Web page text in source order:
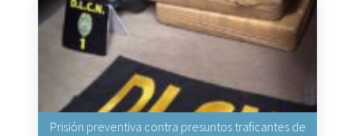
Prisión preventiva contra presuntos traficantes de